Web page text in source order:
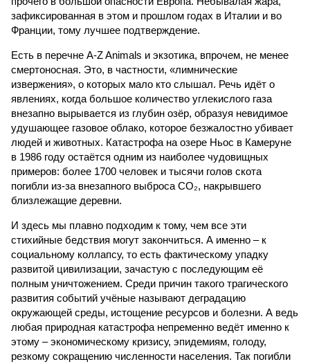
зафиксированная в этом и прошлом годах в Италии и во
Франции, тому лучшее подтверждение.
Есть в перечне A-Z Animals и экзотика, впрочем, не менее
смертоносная. Это, в частности, «лимнические
извержения», о которых мало кто слышал. Речь идёт о
явлениях, когда большое количество углекислого газа
внезапно вырывается из глубин озёр, образуя невидимое
удушающее газовое облако, которое безжалостно убивает
людей и животных. Катастрофа на озере Ньос в Камеруне
в 1986 году остаётся одним из наиболее чудовищных
примеров: более 1700 человек и тысячи голов скота
погибли из-за внезапного выброса CO₂, накрывшего
близлежащие деревни.
И здесь мы плавно подходим к тому, чем все эти
стихийные бедствия могут закончиться. А именно – к
социальному коллапсу, то есть фактическому упадку
развитой цивилизации, зачастую с последующим её
полным уничтожением. Среди причин такого трагического
развития событий учёные называют деградацию
окружающей среды, истощение ресурсов и болезни. А ведь
любая природная катастрофа непременно ведёт именно к
этому – экономическому кризису, эпидемиям, голоду,
резкому сокращению численности населения. Так погибли